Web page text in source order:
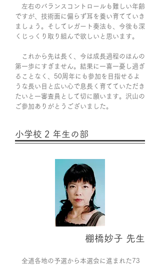
左右のバランスコントロールも難しい年齢
ですが、技術面に偏らず耳を養い育てていき
ましょう。そしてレガート奏法も、今後も深
くじっくり取り組んで欲しいと思います。
これから先は長く、今は成長過程のほんの
第一歩にすぎません。結果に一喜一憂し過ぎ
ることなく、50周年にも参加を目指せるよ
うな長い目と広い心で息長く育てていただき
たいと一審査員として切に願います。沢山の
ご参加ありがとうございました。
小学校 2 年生の部
棚橋妙子 先生
全道各地の予選から本選会に進まれた73